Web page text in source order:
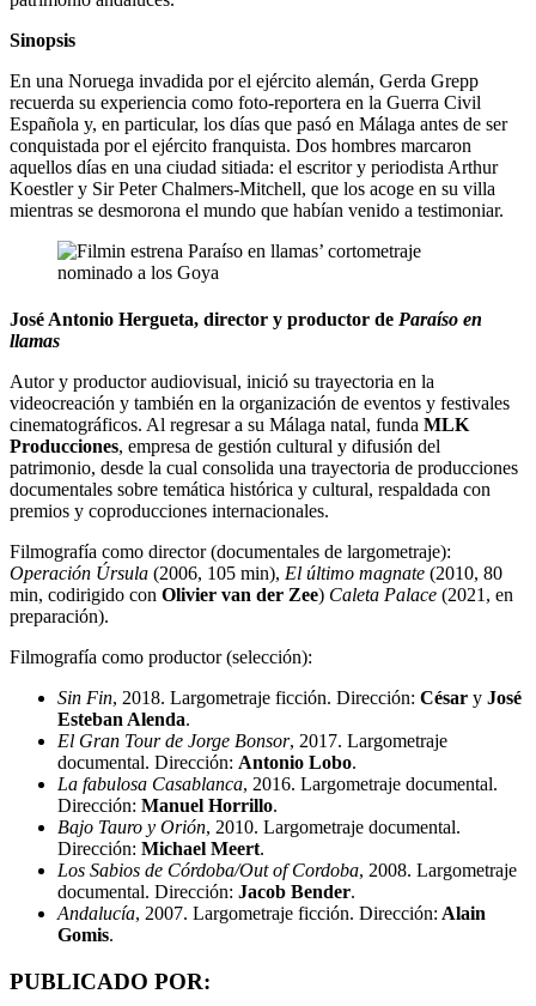
Sinopsis
En una Noruega invadida por el ejército alemán, Gerda Grepp
recuerda su experiencia como foto-reportera en la Guerra Civil
Española y, en particular, los días que pasó en Málaga antes de ser
conquistada por el ejército franquista. Dos hombres marcaron
aquellos días en una ciudad sitiada: el escritor y periodista Arthur
Koestler y Sir Peter Chalmers-Mitchell, que los acoge en su villa
mientras se desmorona el mundo que habían venido a testimoniar.
José Antonio Hergueta, director y productor de Paraíso en
llamas
Autor y productor audiovisual, inició su trayectoria en la
videocreación y también en la organización de eventos y festivales
cinematográficos. Al regresar a su Málaga natal, funda MLK
Producciones, empresa de gestión cultural y difusión del
patrimonio, desde la cual consolida una trayectoria de producciones
documentales sobre temática histórica y cultural, respaldada con
premios y coproducciones internacionales.
Filmografía como director (documentales de largometraje):
Operación Úrsula (2006, 105 min), El último magnate (2010, 80
min, codirigido con Olivier van der Zee) Caleta Palace (2021, en
preparación).
Filmografía como productor (selección):
Sin Fin, 2018. Largometraje ficción. Dirección: César y José
Esteban Alenda.
El Gran Tour de Jorge Bonsor, 2017. Largometraje
documental. Dirección: Antonio Lobo.
La fabulosa Casablanca, 2016. Largometraje documental.
Dirección: Manuel Horrillo.
Bajo Tauro y Orión, 2010. Largometraje documental.
Dirección: Michael Meert.
Los Sabios de Córdoba/Out of Cordoba, 2008. Largometraje
documental. Dirección: Jacob Bender.
Andalucía, 2007. Largometraje ficción. Dirección: Alain
Gomis.
PUBLICADO POR: